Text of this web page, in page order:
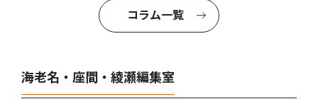
コラム一覧
海老名・座間・綾瀬編集室